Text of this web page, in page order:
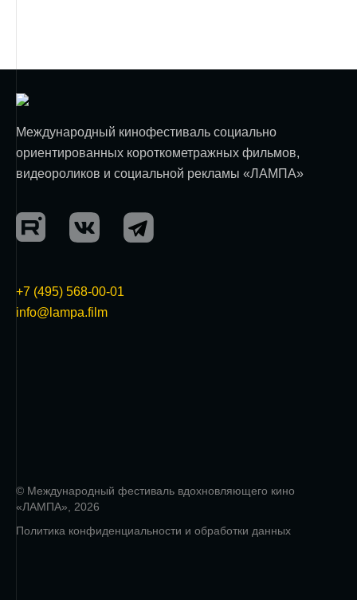
Международный кинофестиваль социально
ориентированных короткометражных фильмов,
видеороликов и социальной рекламы «ЛАМПА»
+7 (495) 568-00-01
info@lampa.film
© Международный фестиваль вдохновляющего кино
«ЛАМПА», 2026
Политика конфиденциальности и обработки данных